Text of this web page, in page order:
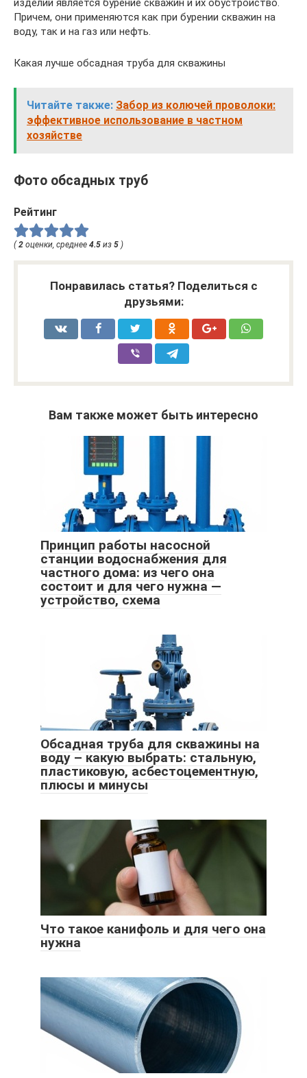
изделий является бурение скважин и их обустройство.
Причем, они применяются как при бурении скважин на
воду, так и на газ или нефть.
Какая лучше обсадная труба для скважины
Читайте также: Забор из колючей проволоки:
эффективное использование в частном
хозяйстве
Фото обсадных труб
Рейтинг
( 2 оценки, среднее 4.5 из 5 )
Понравилась статья? Поделиться с
друзьями:
Вам также может быть интересно
Принцип работы насосной
станции водоснабжения для
частного дома: из чего она
состоит и для чего нужна —
устройство, схема
Обсадная труба для скважины на
воду – какую выбрать: стальную,
пластиковую, асбестоцементную,
плюсы и минусы
Что такое канифоль и для чего она
нужна